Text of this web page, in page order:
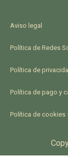
o
o
k
r
a
Aviso legal
Política de Redes
Política de
Política de pago y
Política de cookies